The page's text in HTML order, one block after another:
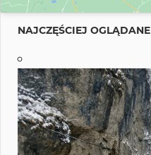
NAJCZĘŚCIEJ OGLĄDANE